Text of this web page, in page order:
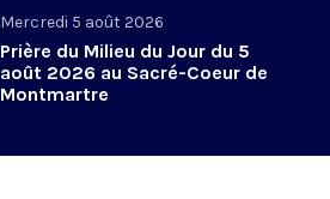
Mercredi 5 août 2026
Prière du Milieu du Jour du 5
août 2026 au Sacré-Coeur de
Montmartre